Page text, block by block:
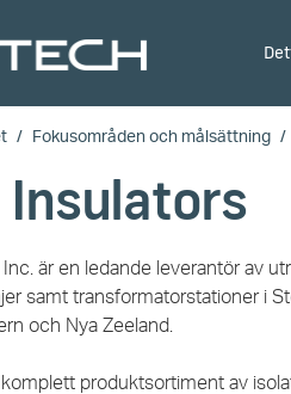
Fokusområden och målsättning
är en ledande leverantör av
samt transformatorstationer i
och Nya Zeeland.
produktsortiment av